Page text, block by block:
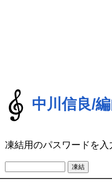
中川信良/
凍結用のパスワードを入